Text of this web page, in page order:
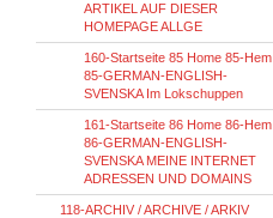
ARTIKEL AUF DIESER
HOMEPAGE ALLGE
160-Startseite 85 Home 85-Hem
85-GERMAN-ENGLISH-
SVENSKA Im Lokschuppen
161-Startseite 86 Home 86-Hem
86-GERMAN-ENGLISH-
SVENSKA MEINE INTERNET
ADRESSEN UND DOMAINS
118-ARCHIV / ARCHIVE / ARKIV